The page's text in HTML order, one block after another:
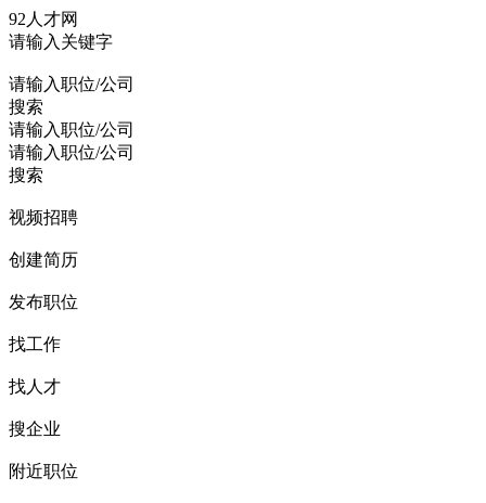
92人才网
请输入关键字
请输入职位/公司
搜索
请输入职位/公司
请输入职位/公司
搜索
视频招聘
创建简历
发布职位
找工作
找人才
搜企业
附近职位